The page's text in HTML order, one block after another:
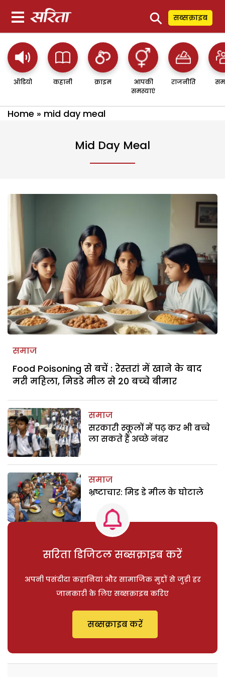
⚲ सब्सक्राइब
ऑडियो कहानी क्राइम
आपकी
समस्याएं
राजनीति
Home » mid day meal
Mid Day Meal
समाज
Food Poisoning से बचें : रेस्‍तरां में खाने के बाद
मरी महिला, मिडडे मील से 20 बच्‍चे बीमार
समाज
सरकारी स्कूलों में पढ़ कर भी बच्चे
ला सकते हैं अच्छे नंबर
समाज
भ्रष्टाचार: मिड डे मील के घोटाले
सरिता डिजिटल सब्सक्राइब करें
अपनी पसंदीदा कहानियां और सामाजिक मुद्दों से जुड़ी हर
जानकारी के लिए सब्सक्राइब करिए
सब्सक्राइब करें